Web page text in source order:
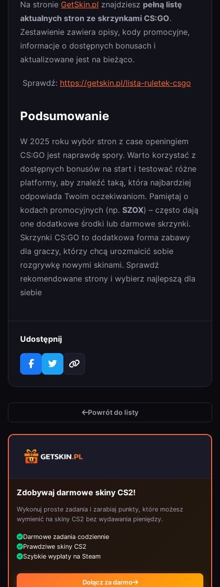
Na stronie GetSkin.pl znajdziesz pełną listę
aktualnych stron ze skrzynkami CS:GO.
Zestawienie zawiera opisy, kody promocyjne,
informacje o dostępnych bonusach i
aktualizowane jest na bieżąco.
Sprawdź: https://getskin.pl/lista-ruletek-csgo
Podsumowanie
W 2025 roku wybór stron z case openingiem
CS:GO jest naprawdę spory. Warto korzystać z
dostępnych bonusów na start i testować różne
platformy, aby znaleźć taką, która najbardziej
odpowiada Twoim oczekiwaniom. Pamiętaj o
kodach promocyjnych (np. SZOX) – często dają
one dodatkowe środki lub darmowe skrzynki.
Skrzynki CS:GO to dodatkowa forma zabawy
dla graczy, którzy chcą urozmaicić sobie
rozgrywkę nowymi skinami. Sprawdź
rekomendowane strony i wybierz najlepszą dla
siebie
Udostępnij
Powrót do listy
Zdobywaj darmowe skiny CS2!
Wykonuj proste zadania i zarabiaj punkty, które możesz
wymienić na skiny CS2 bez wydawania pieniędzy.
Darmowe zadania codziennie
Prawdziwe skiny CS2
Szybkie wypłaty na Steam
Dołącz za darmo